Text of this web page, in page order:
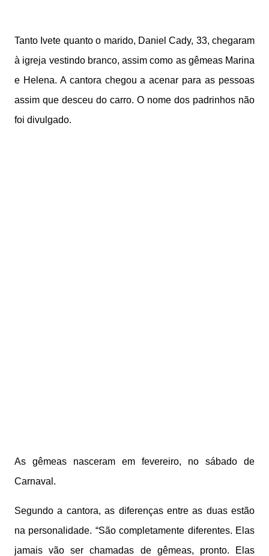
Tanto Ivete quanto o marido, Daniel Cady, 33, chegaram
à igreja vestindo branco, assim como as gêmeas Marina
e Helena. A cantora chegou a acenar para as pessoas
assim que desceu do carro. O nome dos padrinhos não
foi divulgado.
As gêmeas nasceram em fevereiro, no sábado de
Carnaval.
Segundo a cantora, as diferenças entre as duas estão
na personalidade. “São completamente diferentes. Elas
jamais vão ser chamadas de gêmeas, pronto. Elas